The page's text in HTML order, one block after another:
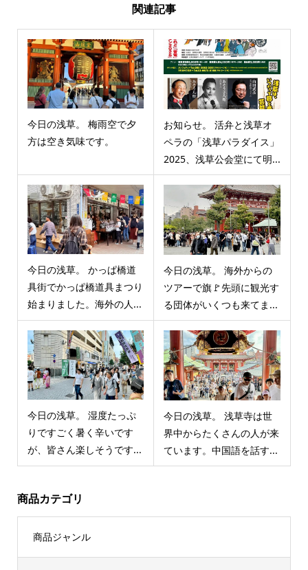
関連記事
今日の浅草。 梅雨空で夕
方は空き気味です。
お知らせ。 活弁と浅草オ
ペラの「浅草パラダイス」
2025、浅草公会堂にて明...
今日の浅草。 かっぱ橋道
具街でかっぱ橋道具まつり
始まりました。海外の人...
今日の浅草。 海外からの
ツアーで旗🚩先頭に観光す
る団体がいくつも来てま...
今日の浅草。 湿度たっぷ
りですごく暑く辛いです
が、皆さん楽しそうです...
今日の浅草。 浅草寺は世
界中からたくさんの人が来
ています。中国語を話す...
商品カテゴリ
商品ジャンル